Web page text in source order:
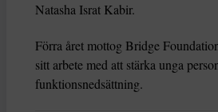
Natasha Israt Kabir.
Förra året mottog Bridge
sitt arbete med att stärka unga
funktionsnedsättning.